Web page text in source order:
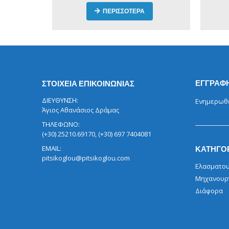
ΠΕΡΙΣΣΟΤΕΡΑ
ΣΤΟΙΧΕΙΑ ΕΠΙΚΟΙΝΩΝΙΑΣ
ΔΙΕΥΘΥΝΣΗ:
Άγιος Αθανάσιος Δράμας
ΤΗΛΕΦΩΝΟ:
(+30) 25210.69170, (+30) 697 7404081
EMAIL:
pitsikoglou@pitsikoglou.com
Διάφορα